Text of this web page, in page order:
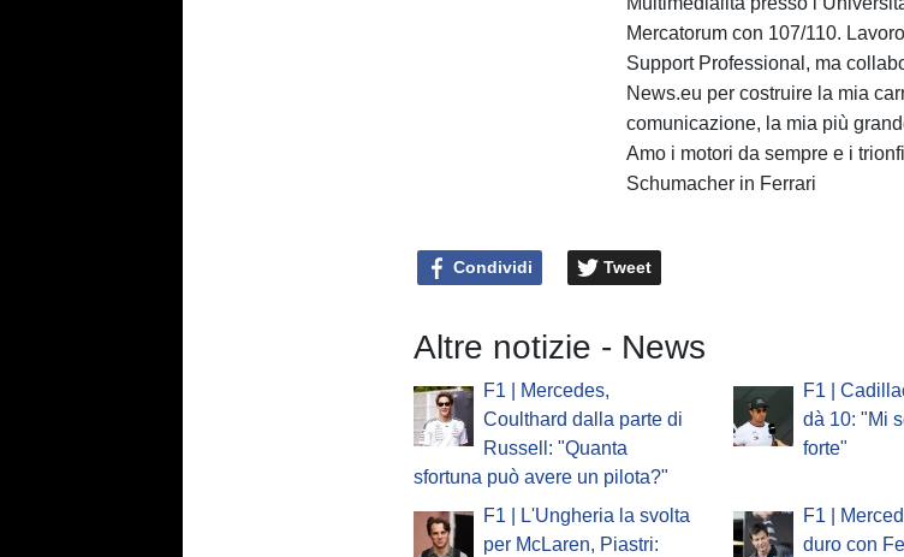
Mercatorum con 107/110.
Support Professional, ma
News.eu per costruire la mia
comunicazione, la mia più
Amo i motori da sempre e i
Schumacher in Ferrari
Condividi Tweet
Altre notizie - News
F1 | Mercedes,
Coulthard dalla parte di
Russell: "Quanta
sfortuna può avere un pilota?"
F1 |
dà 10: "Mi
forte"
F1 | L'Ungheria la svolta
per McLaren, Piastri:
F1 |
duro con